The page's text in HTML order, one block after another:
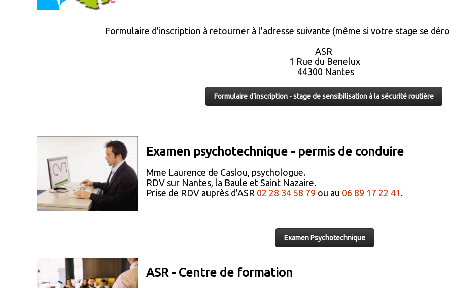
Formulaire d'inscription à retourner à l'adresse suivante (même si votre stage se
ASR
1 Rue du Benelux
44300 Nantes
Formulaire d'inscription - stage de sensibilisation à la sécurité routière
Examen psychotechnique - permis de conduire
Mme Laurence de Caslou, psychologue.
RDV sur Nantes, la Baule et Saint Nazaire.
Prise de RDV auprès d'ASR 02 28 34 58 79 ou au 06 89 17 22 41 .
Examen Psychotechnique
ASR - Centre de formation